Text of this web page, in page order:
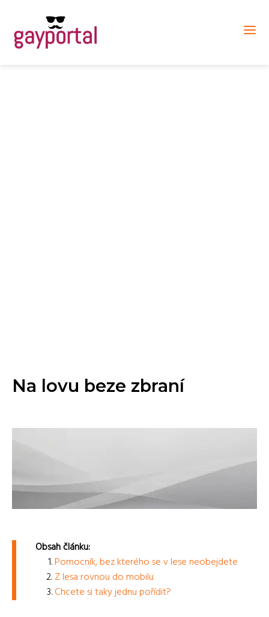
Na lovu beze zbraní
Obsah článku:
Pomocník, bez kterého se v lese neobejdete
Z lesa rovnou do mobilu
Chcete si taky jednu pořídit?